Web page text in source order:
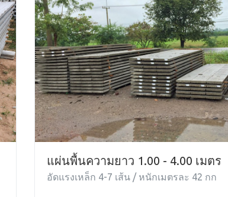
แผ่นพื้นความยาว 1.00 - 4.00 เมตร
อัดแรงเหล็ก 4-7 เส้น / หนักเมตรละ 42 กก